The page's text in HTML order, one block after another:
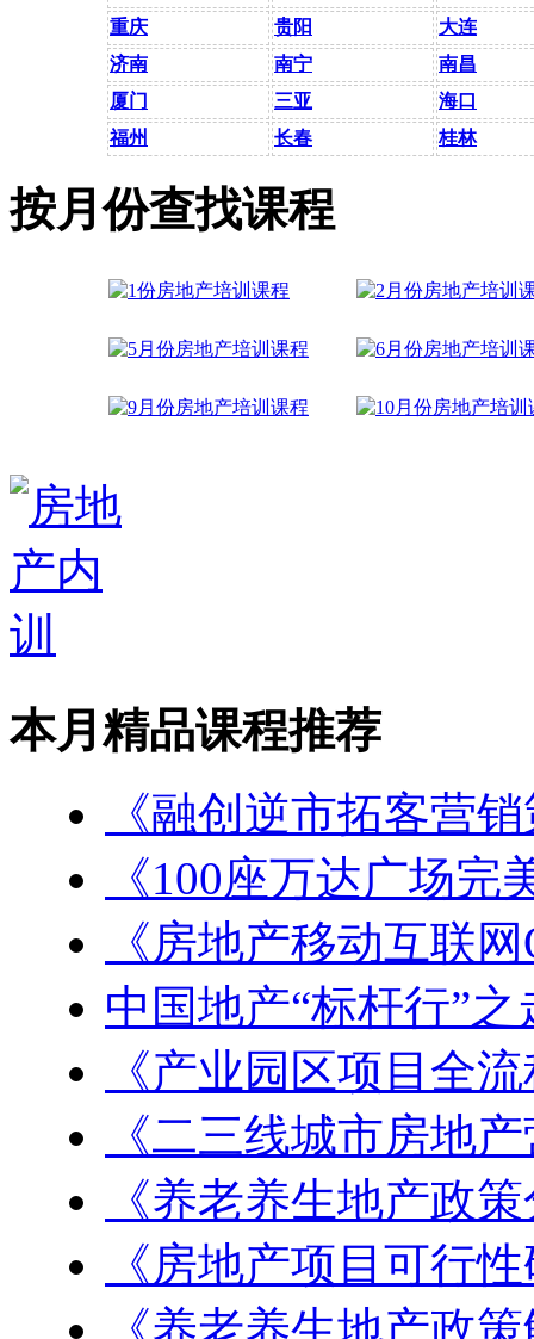
重庆
贵阳
大连
济南
南宁
南昌
厦门
三亚
海口
福州
长春 桂林
按月份查找课程
本月精品课程推荐
《融创逆市拓客营
《100座万达广场
《房地产移动互联
中国地产“标杆行”
《产业园区项目全
《二三线城市房地
《养老养生地产政
《房地产项目可行